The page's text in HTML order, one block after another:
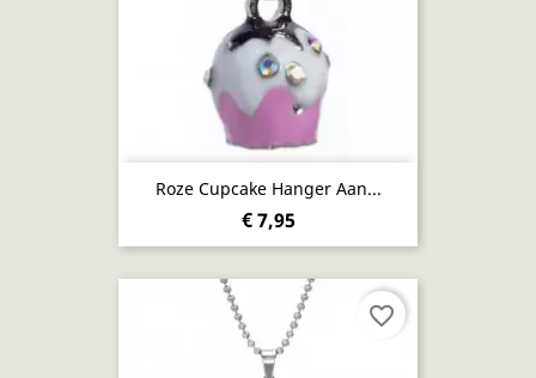
Roze Cupcake Hanger Aan...
€ 7,95
favorite_border